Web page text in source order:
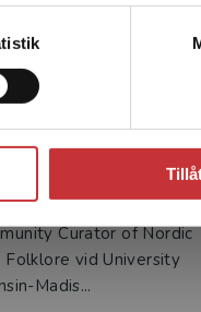
Cederström
studier och verksam
Curator of Nordic
Folklore vid University
Madis...